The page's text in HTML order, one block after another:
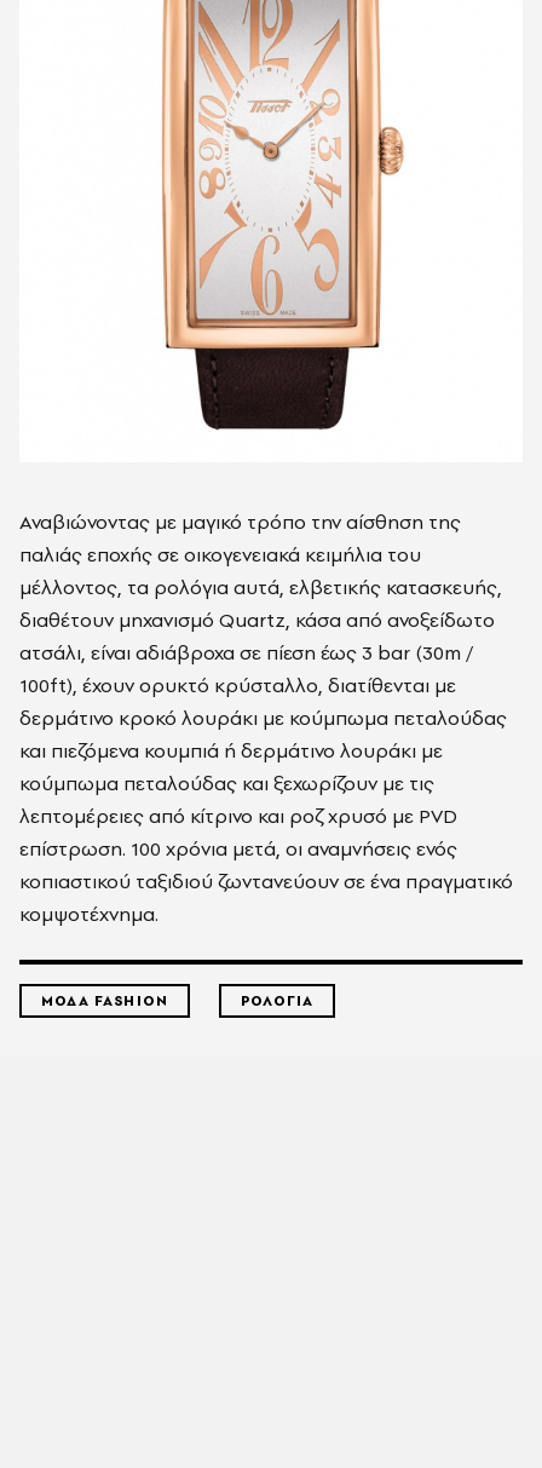
Αναβιώνοντας με μαγικό τρόπο την αίσθηση της
παλιάς εποχής σε οικογενειακά κειμήλια του
μέλλοντος, τα ρολόγια αυτά, ελβετικής κατασκευής,
διαθέτουν μηχανισμό Quartz, κάσα από ανοξείδωτο
ατσάλι, είναι αδιάβροχα σε πίεση έως 3 bar (30m /
100ft), έχουν ορυκτό κρύσταλλο, διατίθενται με
δερμάτινο κροκό λουράκι με κούμπωμα πεταλούδας
και πιεζόμενα κουμπιά ή δερμάτινο λουράκι με
κούμπωμα πεταλούδας και ξεχωρίζουν με τις
λεπτομέρειες από κίτρινο και ροζ χρυσό με PVD
επίστρωση. 100 χρόνια μετά, οι αναμνήσεις ενός
κοπιαστικού ταξιδιού ζωντανεύουν σε ένα πραγματικό
κομψοτέχνημα.
ΜΟΔΑ FASHION ΡΟΛΟΓΙΑ